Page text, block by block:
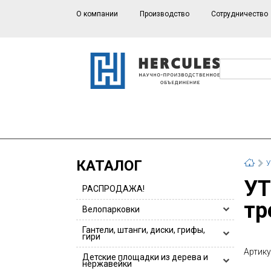
О компании Производство Сотрудничество
КАТАЛОГ
РАСПРОДАЖА!
Велопарковки
Велопарковки HERCULES
Велопарковки для 1 или 2 велосипедов
Велопарковки из нержавейки
Гантели, штанги, диски, грифы,
гири
Гантели, гантельные ряды
Детские площадки из дерева и
нержавейки
УТ112 Станция для многофункционального